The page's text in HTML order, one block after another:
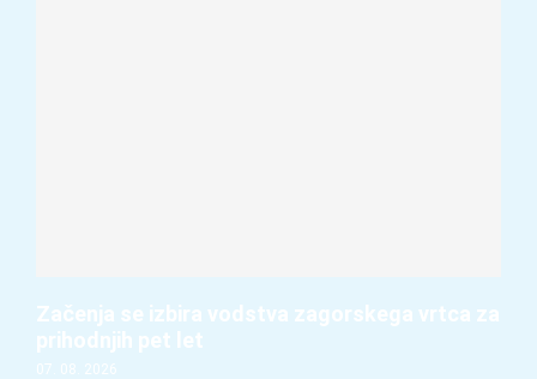
Začenja se izbira vodstva zagorskega vrtca za
prihodnjih pet let
07. 08. 2026